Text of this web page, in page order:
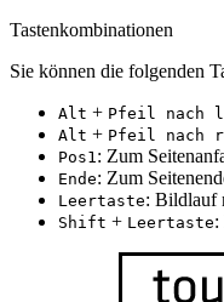
Tastenkombinationen
Sie können die folgenden
Alt + Pfeil nach
Alt + Pfeil nach
Pos1: Zum
Ende: Zum
Leertaste: Bildlauf
Shift + Leertaste: